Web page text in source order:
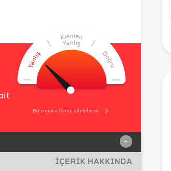
Bu sonuca itiraz edebilirsin
+
İÇERİK HAKKINDA